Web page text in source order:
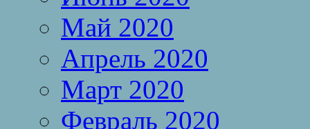
Май 2020
Апрель 2020
Март 2020
Февраль 2020